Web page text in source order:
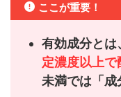
ここが重要！
有効成分とは
定濃度以上
未満では「